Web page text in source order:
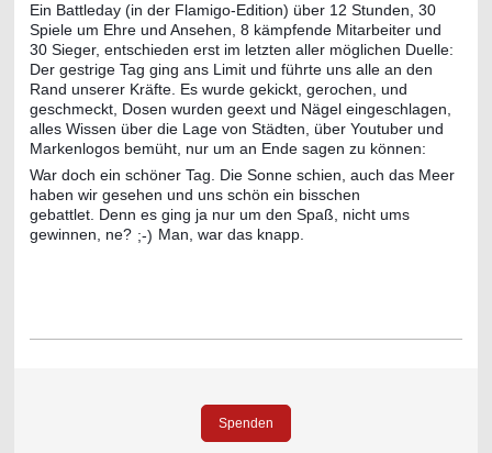
Ein Battleday (in der Flamigo-Edition) über 12 Stunden, 30
Spiele um Ehre und Ansehen, 8 kämpfende Mitarbeiter und
30 Sieger, entschieden erst im letzten aller möglichen Duelle:
Der gestrige Tag ging ans Limit und führte uns alle an den
Rand unserer Kräfte. Es wurde gekickt, gerochen, und
geschmeckt, Dosen wurden geext und Nägel eingeschlagen,
alles Wissen über die Lage von Städten, über Youtuber und
Markenlogos bemüht, nur um an Ende sagen zu können:
War doch ein schöner Tag. Die Sonne schien, auch das Meer
haben wir gesehen und uns schön ein bisschen
gebattlet. Denn es ging ja nur um den Spaß, nicht ums
gewinnen, ne? ;-) Man, war das knapp.
Spenden